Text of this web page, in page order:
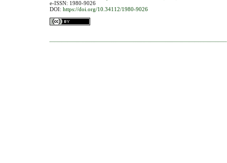
e-ISSN: 1980-9026
DOI: https://doi.org/10.34112/1980-9026